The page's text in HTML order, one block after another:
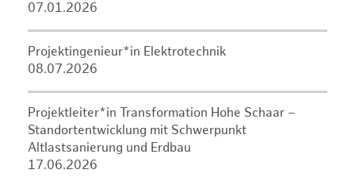
07.01.2026
Projektingenieur*in Elektrotechnik
08.07.2026
Projektleiter*in Transformation Hohe Schaar –
Standortentwicklung mit Schwerpunkt
Altlastsanierung und Erdbau
17.06.2026